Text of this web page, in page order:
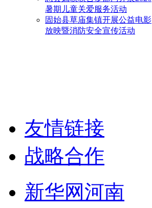
暑期儿童关爱服务活动
固始县草庙集镇开展公益电影
放映暨消防安全宣传活动
友情链接
战略合作
新华网河南